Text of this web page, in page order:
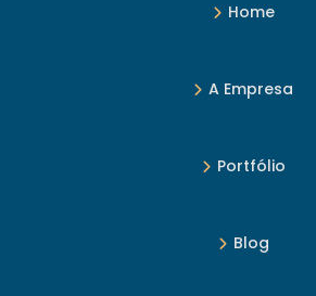
Home
A Empresa
Portfólio
Blog